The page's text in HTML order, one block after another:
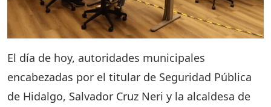
El día de hoy, autoridades municipales
encabezadas por el titular de Seguridad Pública
de Hidalgo, Salvador Cruz Neri y la alcaldesa de